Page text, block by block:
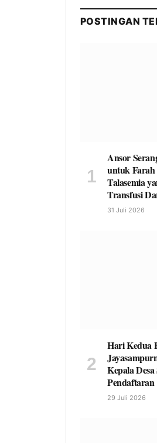
POSTINGAN
Ansor
untuk Farah
Talasemia
Transfusi
31 Juli 2026
Hari Kedua
Kepala
Pendaftaran
29 Juli 2026